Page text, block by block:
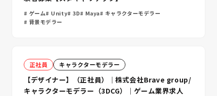
ゲーム Unity 3D Maya
キャラクターモデラー
背景モデラー
正社員 キャラクターモデラー
【デザイナー】（正社員）｜株式会社Brave group/
キャラクターモデラー（3DCG）｜ゲーム業界求人